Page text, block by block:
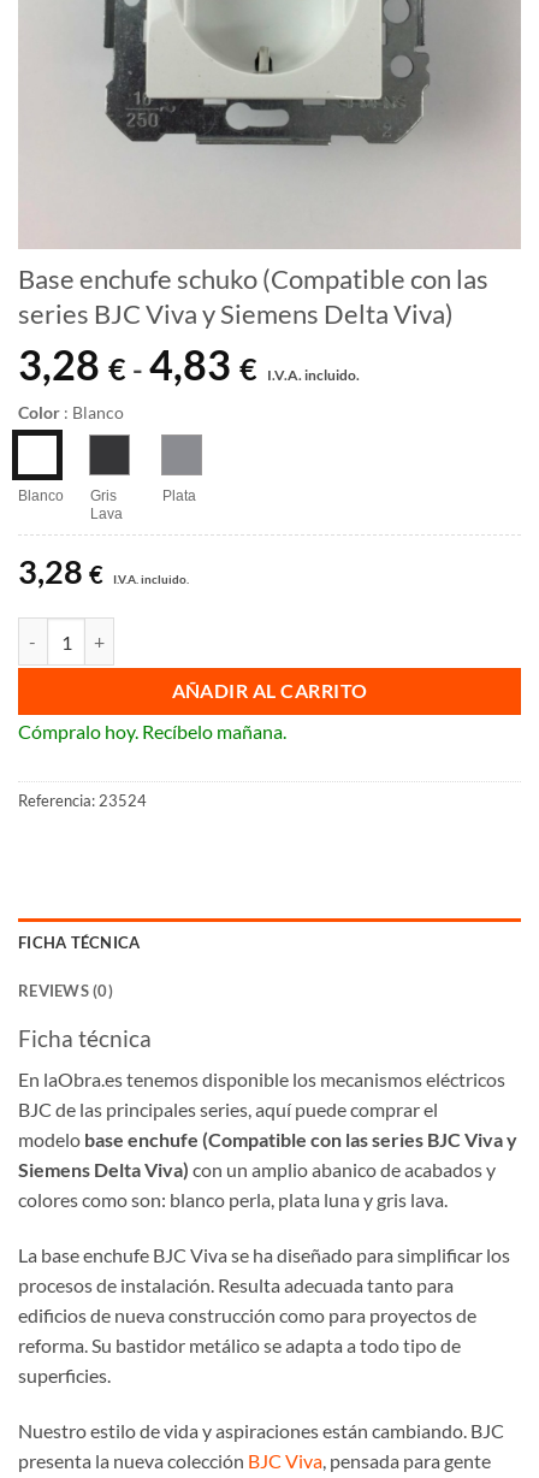
Base enchufe schuko (Compatible con las
series BJC Viva y Siemens Delta Viva)
3,28 € - 4,83 €
de
4,83 €
I.V.A. incluido.
Color : Blanco
Blanco
Gris
Lava
Plata
3,28 € I.V.A. incluido.
AÑADIR AL CARRITO
Cómpralo hoy. Recíbelo mañana.
Referencia: 23524
FICHA TÉCNICA
REVIEWS (0)
Ficha técnica
En laObra.es tenemos disponible los mecanismos eléctricos
BJC de las principales series, aquí puede comprar el
modelo base enchufe (Compatible con las series BJC Viva y
Siemens Delta Viva) con un amplio abanico de acabados y
colores como son: blanco perla, plata luna y gris lava.
La base enchufe BJC Viva se ha diseñado para simplificar los
procesos de instalación. Resulta adecuada tanto para
edificios de nueva construcción como para proyectos de
reforma. Su bastidor metálico se adapta a todo tipo de
superficies.
Nuestro estilo de vida y aspiraciones están cambiando. BJC
presenta la nueva colección BJC Viva, pensada para gente